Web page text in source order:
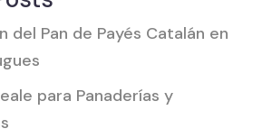
del Pan de Payés Catalán en
para Panaderías y